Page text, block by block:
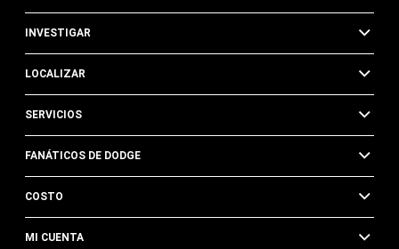
INVESTIGAR
LOCALIZAR
SERVICIOS
FANÁTICOS DE DODGE
COSTO
MI CUENTA